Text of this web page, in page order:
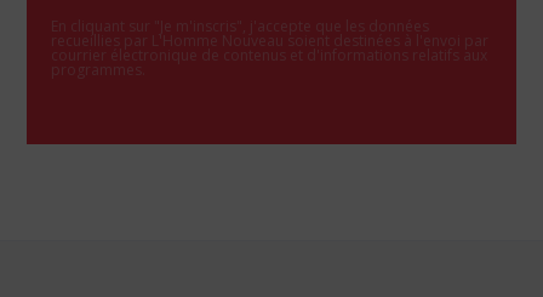
En cliquant sur "Je m'inscris", j'accepte que les données
recueillies par L'Homme Nouveau soient destinées à l'envoi par
courrier électronique de contenus et d'informations relatifs aux
programmes.